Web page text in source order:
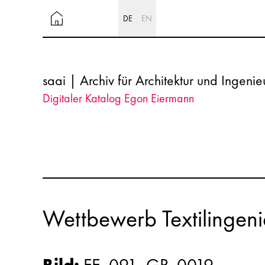
DE EN
saai | Archiv für Architektur und
Digitaler Katalog Egon Eiermann
Wettbewerb